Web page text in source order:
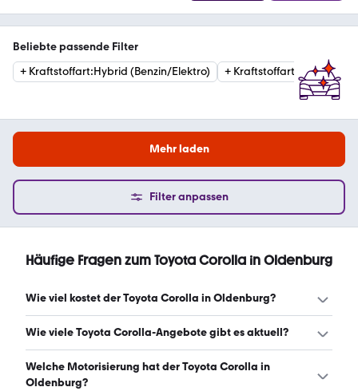
Beliebte passende Filter
+ Kraftstoffart:Hybrid (Benzin/Elektro) + Kraftstoffart Benzin
Mehr laden
Filter anpassen
Häufige Fragen zum Toyota Corolla in Oldenburg
Wie viel kostet der Toyota Corolla in Oldenburg?
Ein guter Preis für einen Toyota Corolla in Oldenburg liegt
Wie viele Toyota Corolla-Angebote gibt es aktuell?
Es gibt insgesamt 23 Toyota Corolla bei mobile.de, davon
23 Gebraucht- und 0 Neuwagen. (Stand: 9.8.2026)
Welche Motorisierung hat der Toyota Corolla in
Oldenburg?